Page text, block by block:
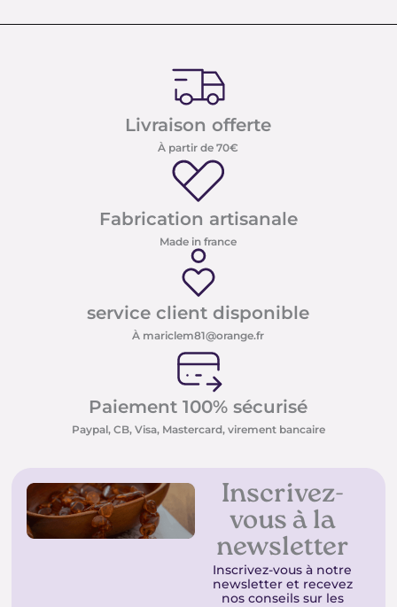
Livraison offerte
À partir de 70€
Fabrication artisanale
Made in france
service client disponible
À mariclem81@orange.fr
Paiement 100% sécurisé
Paypal, CB, Visa, Mastercard, virement bancaire
Inscrivez-
vous à la
newsletter
Inscrivez-vous à notre
newsletter et recevez
nos conseils sur les